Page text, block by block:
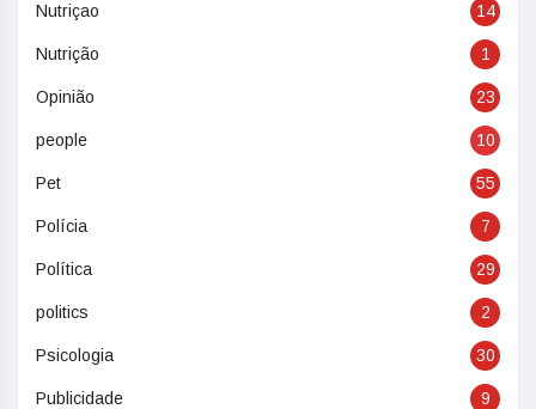
Nutriçao 14
Nutrição 1
Opinião 23
people 10
Pet 55
Polícia 7
Política 29
politics 2
Psicologia 30
Publicidade 9